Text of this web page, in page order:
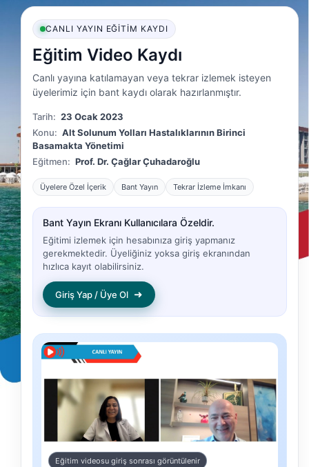
CANLI YAYIN EĞITIM KAYDI
Eğitim Video Kaydı
Canlı yayına katılamayan veya tekrar izlemek isteyen
üyelerimiz için bant kaydı olarak hazırlanmıştır.
Tarih: 23 Ocak 2023
Konu: Alt Solunum Yolları Hastalıklarının Birinci
Basamakta Yönetimi
Eğitmen: Prof. Dr. Çağlar Çuhadaroğlu
Üyelere Özel İçerik Bant Yayın Tekrar İzleme İmkanı
Bant Yayın Ekranı Kullanıcılara Özeldir.
Eğitimi izlemek için hesabınıza giriş yapmanız
gerekmektedir. Üyeliğiniz yoksa giriş ekranından
hızlıca kayıt olabilirsiniz.
Giriş Yap / Üye Ol ➜
Eğitim videosu giriş sonrası görüntülenir